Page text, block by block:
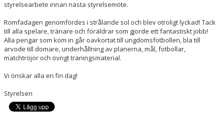
styrelsearbete innan nästa styrelsemöte.
Romfadagen genomfördes i strålande sol och blev otroligt lyckad! Tack
till alla spelare, tränare och föräldrar som gjorde ett fantastiskt jobb!
Alla pengar som kom in går oavkortat till ungdomsfotbollen, bla till
arvode till domare, underhållning av planerna, mål, fotbollar,
matchtröjor och övrigt träningsmaterial.
Vi önskar alla en fin dag!
Styrelsen